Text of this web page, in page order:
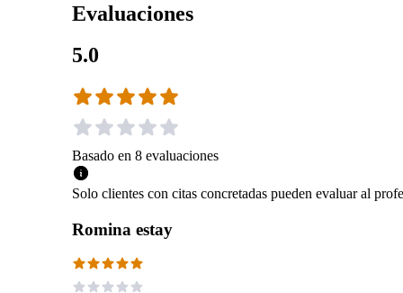
Evaluaciones
5.0
Basado en 8 evaluaciones
Solo clientes con citas concretadas pueden evaluar al
Romina estay